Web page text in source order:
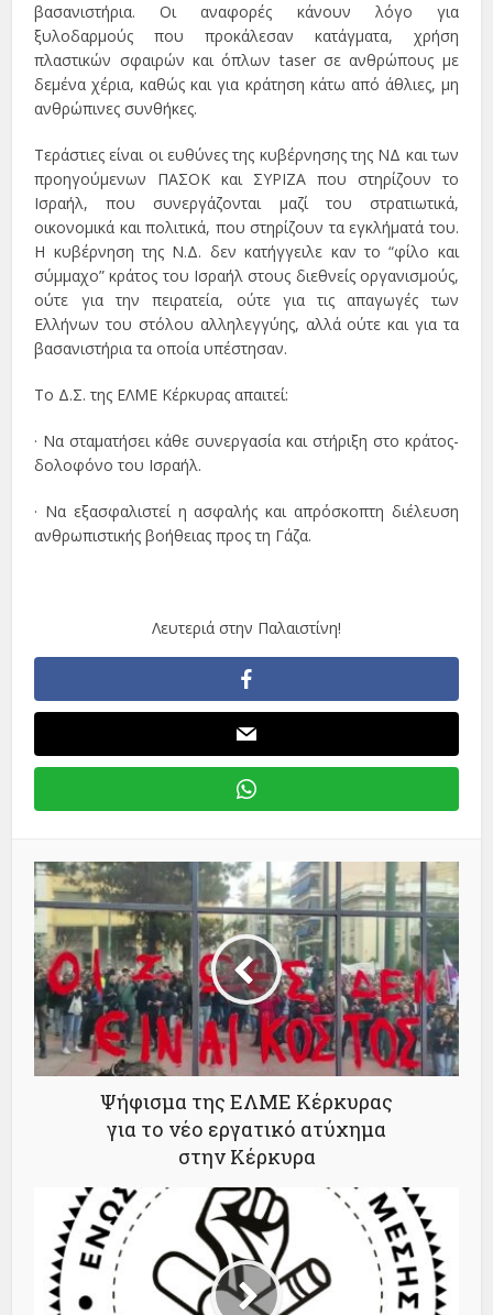
βασανιστήρια. Οι αναφορές κάνουν λόγο για
ξυλοδαρμούς που προκάλεσαν κατάγματα, χρήση
πλαστικών σφαιρών και όπλων taser σε ανθρώπους με
δεμένα χέρια, καθώς και για κράτηση κάτω από άθλιες, μη
ανθρώπινες συνθήκες.
Τεράστιες είναι οι ευθύνες της κυβέρνησης της ΝΔ και των
προηγούμενων ΠΑΣΟΚ και ΣΥΡΙΖΑ που στηρίζουν το
Ισραήλ, που συνεργάζονται μαζί του στρατιωτικά,
οικονομικά και πολιτικά, που στηρίζουν τα εγκλήματά του.
Η κυβέρνηση της Ν.Δ. δεν κατήγγειλε καν το “φίλο και
σύμμαχο” κράτος του Ισραήλ στους διεθνείς οργανισμούς,
ούτε για την πειρατεία, ούτε για τις απαγωγές των
Ελλήνων του στόλου αλληλεγγύης, αλλά ούτε και για τα
βασανιστήρια τα οποία υπέστησαν.
Το Δ.Σ. της ΕΛΜΕ Κέρκυρας απαιτεί:
· Να σταματήσει κάθε συνεργασία και στήριξη στο κράτος-
δολοφόνο του Ισραήλ.
· Να εξασφαλιστεί η ασφαλής και απρόσκοπτη διέλευση
ανθρωπιστικής βοήθειας προς τη Γάζα.
Λευτεριά στην Παλαιστίνη!
Ψήφισμα της ΕΛΜΕ Κέρκυρας
για το νέο εργατικό ατύχημα
στην Κέρκυρα